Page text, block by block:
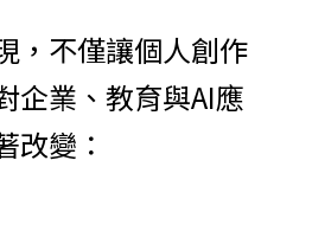
，不僅讓個人創作
企業、教育與AI應
改變：